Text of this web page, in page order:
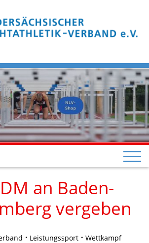
an Baden-
vergeben
Leistungssport Wettkampf